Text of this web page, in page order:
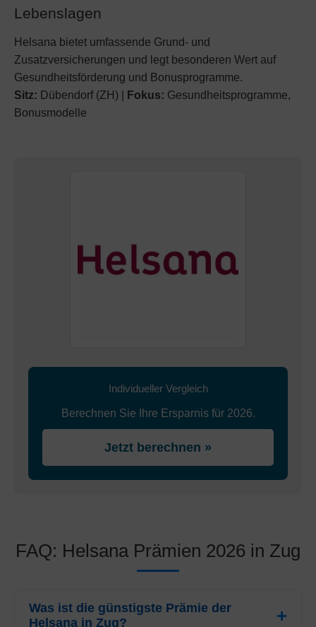
Lebenslagen
Helsana bietet umfassende Grund- und
Zusatzversicherungen und legt besonderen Wert auf
Gesundheitsförderung und Bonusprogramme.
Sitz: Dübendorf (ZH) | Fokus: Gesundheitsprogramme,
Bonusmodelle
Individueller Vergleich
Berechnen Sie Ihre Ersparnis für 2026.
Jetzt berechnen »
FAQ: Helsana Prämien 2026 in Zug
Was ist die günstigste Prämie der
Helsana in Zug?